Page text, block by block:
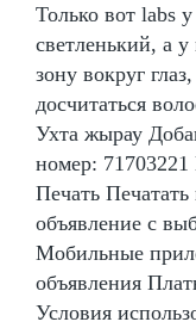
Только вот labs
светленький, а
зону вокруг
досчитаться
Ухта жырау
номер:
Печать Печатать
объявление с
Мобильные
объявления
Условия